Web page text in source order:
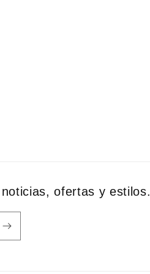
ofertas y estilos.